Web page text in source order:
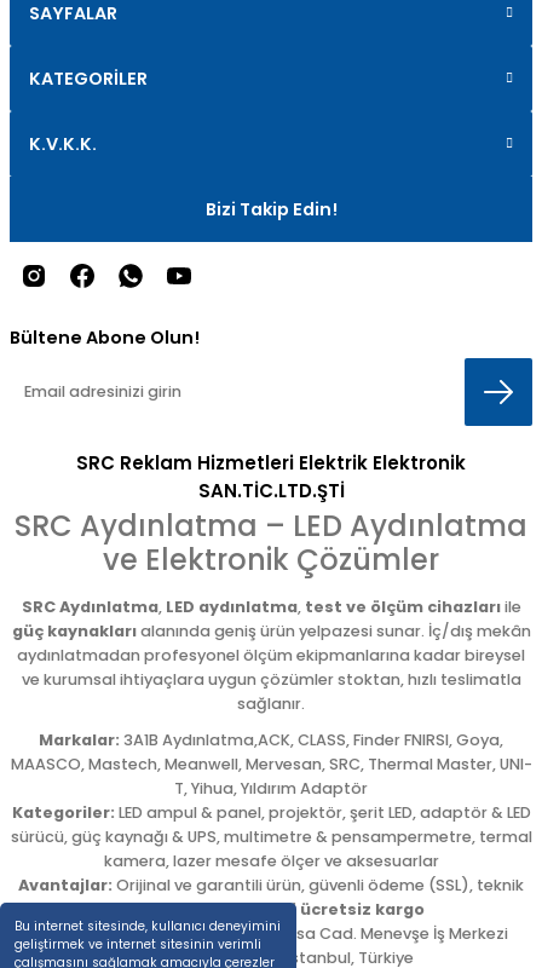
Bu internet sitesinde, kullanıcı deneyimini
geliştirmek ve internet sitesinin verimli
çalışmasını sağlamak amacıyla çerezler
SAYFALAR
KATEGORİLER
K.V.K.K.
Bizi Takip Edin!
Bültene Abone Olun!
SRC Reklam Hizmetleri Elektrik Elektronik
SAN.TİC.LTD.ŞTİ
SRC Aydınlatma – LED Aydınlatma
ve Elektronik Çözümler
SRC Aydınlatma, LED aydınlatma, test ve ölçüm cihazlarıile
güç kaynaklarıalanında geniş ürün yelpazesi sunar. İç/dış mekân
aydınlatmadan profesyonel ölçüm ekipmanlarına kadar bireysel
ve kurumsal ihtiyaçlara uygun çözümler stoktan, hızlı teslimatla
sağlanır.
Markalar: 3A1B Aydınlatma,ACK, CLASS, Finder FNIRSI, Goya,
MAASCO, Mastech, Meanwell, Mervesan, SRC, Thermal Master, UNI-
T, Yihua, Yıldırım Adaptör
Kategoriler: LED ampul & panel, projektör, şerit LED, adaptör & LED
sürücü, güç kaynağı & UPS, multimetre & pensampermetre, termal
kamera, lazer mesafe ölçer ve aksesuarlar
Avantajlar: Orijinal ve garantili ürün, güvenli ödeme (SSL), teknik
destek,5.000 TL üzeri ücretsiz kargo
Adres: Emekyemez Mah. Okçumusa Cad. Menevşe İş Merkezi
No:22/58,Beyoğlu/ İstanbul, Türkiye